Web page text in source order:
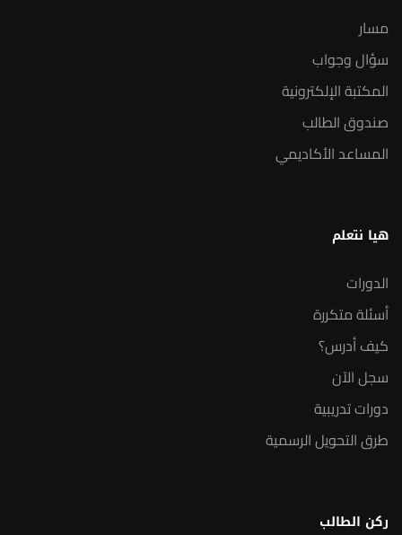
مسار
سؤال وجواب
المكتبة الإلكترونية
صندوق الطالب
المساعد الأكاديمي
هيا نتعلم
الدورات
أسئلة متكررة
كيف أدرس؟
سجل الآن
دورات تدريبية
طرق التحويل الرسمية
ركن الطالب